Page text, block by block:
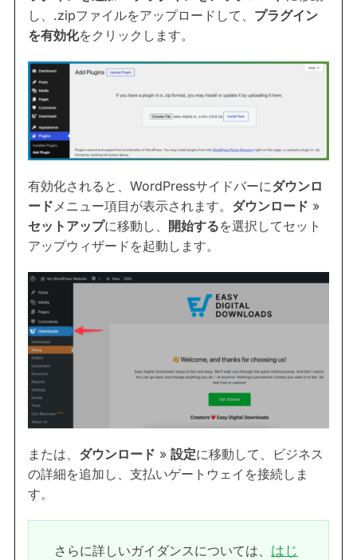
し、.zipファイルをアップロードして、 プラグイン
を有効化をクリックします。
有効化されると、WordPressサイドバーにダウンロ
ードメニュー項目が表示されます。 ダウンロード »
セットアップに移動し、 開始するを選択してセット
アップウィザードを起動します。
または、 ダウンロード » 設定に移動して、ビジネス
の詳細を追加し、支払いゲートウェイを接続しま
す。
さらに詳しいガイダンスについては、 はじ